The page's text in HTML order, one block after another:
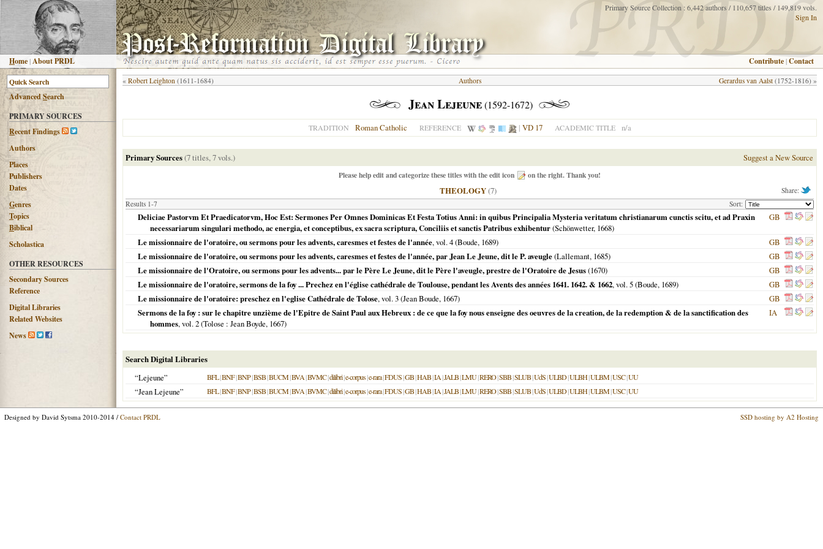
Home |About PRDL
Primary Source Collection : 6,442 authors / 110,657 titles / 149,819 vols.
Sign In
Contribute |Contact
AdvancedSearch
PRIMARY SOURCES
Recent Findings
Authors
Places
Publishers
Dates
Genres
Topics
Biblical
Scholastica
OTHER RESOURCES
Secondary Sources
Reference
Digital Libraries
Related Websites
News
« Robert Leighton (1611-1684) Gerardus van Aalst (1752-1816) »
Authors
Jean Lejeune(1592-1672)
TRADITION Roman Catholic REFERENCE | VD 17 ACADEMIC TITLE n/a
Primary Sources(7 titles, 7 vols.) Suggest a New Source
Please help edit and categorize these titles with the edit icon on the right. Thank you!
Share:
THEOLOGY(7)
Results 1-7 Sort:
Deliciae Pastorvm Et Praedicatorvm, Hoc Est: Sermones Per Omnes Dominicas Et Festa Totius Anni: in quibus Principalia Mysteria veritatum christianarum cunctis scitu, et ad Praxin
necessariarum singulari methodo, ac energia, et conceptibus, ex sacra scriptura, Conciliis et sanctis Patribus exhibentur(Schönwetter, 1668)
GB
Le missionnaire de l'oratoire, ou sermons pour les advents, caresmes et festes de l'année, vol. 4 (Boude, 1689)
GB
Le missionnaire de l'oratoire, ou sermons pour les advents, caresmes et festes de l'année, par Jean Le Jeune, dit le P. aveugle(Lallemant, 1685)
GB
Le missionnaire de l'Oratoire, ou sermons pour les advents... par le Père Le Jeune, dit le Père l'aveugle, prestre de l'Oratoire de Jesus(1670)
GB
Le missionnaire de l'oratoire, sermons de la foy ... Prechez en l'église cathédrale de Toulouse, pendant les Avents des années 1641. 1642. & 1662, vol. 5 (Boude, 1689)
GB
Le missionnaire de l'oratoire: preschez en l'eglise Cathédrale de Tolose, vol. 3 (Jean Boude, 1667)
GB
Sermons de la foy : sur le chapitre unzième de l'Epitre de Saint Paul aux Hebreux : de ce que la foy nous enseigne des oeuvres de la creation, de la redemption & de la sanctification des
hommes, vol. 2 (Tolose : Jean Boyde, 1667)
IA
Search Digital Libraries
“Lejeune”
BFL|BNF|BNP|BSB|BUCM|BVA|BVMC|dilibri|e-corpus|e-rara|FDUS|GB|HAB|IA|JALB|LMU|RERO|SBB|SLUB|UdS|ULBD|ULBH|ULBM|USC|UU
“Jean Lejeune” BFL|BNF|BNP|BSB|BUCM|BVA|BVMC|dilibri|e-corpus|e-rara|FDUS|GB|HAB|IA|JALB|LMU|RERO|SBB|SLUB|UdS|ULBD|ULBH|ULBM|USC|UU
Designed by David Sytsma 2010-2014 / Contact PRDL SSD hosting by A2 Hosting